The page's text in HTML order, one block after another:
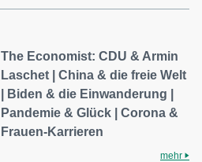
The Economist: CDU & Armin
Laschet | China & die freie Welt
| Biden & die Einwanderung |
Pandemie & Glück | Corona &
Frauen-Karrieren
mehr